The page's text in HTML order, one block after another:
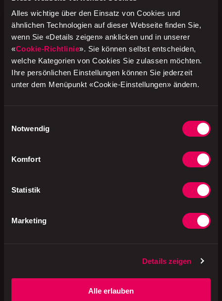
Alles wichtige über den Einsatz von Cookies und
ähnlichen Technologien auf dieser Webseite finden Sie,
wenn Sie «Details zeigen» anklicken und in unserer
«Cookie-Richtlinie». Sie können selbst entscheiden,
welche Kategorien von Cookies Sie zulassen möchten.
Ihre persönlichen Einstellungen können Sie jederzeit
unter dem Menüpunkt «Cookie-Einstellungen» ändern.
Notwendig
Komfort
Statistik
Marketing
Details zeigen
Alle erlauben
Ovomaltine crunchy cream, 400 g
Nice Preis:CHF 4.95
ENTDECKE all unsere NICE PRICE Produkte!
Erhältlich